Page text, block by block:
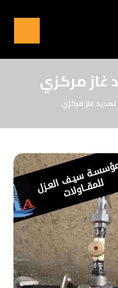
غاز مركزي
غاز مركزي